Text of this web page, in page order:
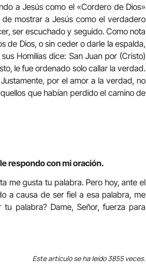
a Jesús como el «Cordero de Dios»
mostrar a Jesús como el verdadero
ser escuchado y seguido. Como nota
de Dios, o sin ceder o darle la espalda,
Homilías dice: San Juan por (Cristo)
le fue ordenado solo callar la verdad.
por el amor a la verdad, no
que habían perdido el camino de
respondo con mi oración.
me gusta tu palabra. Pero hoy, ante el
a causa de ser fiel a esa palabra, me
palabra? Dame, Señor, fuerza para
Este artículo se ha leído 3855 veces.